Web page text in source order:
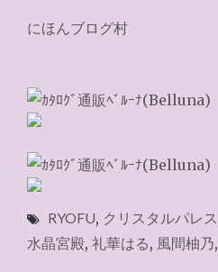
にほんブログ村
RYOFU, クリスタルパレス
水晶宮殿, 礼華はる, 風間柚乃,